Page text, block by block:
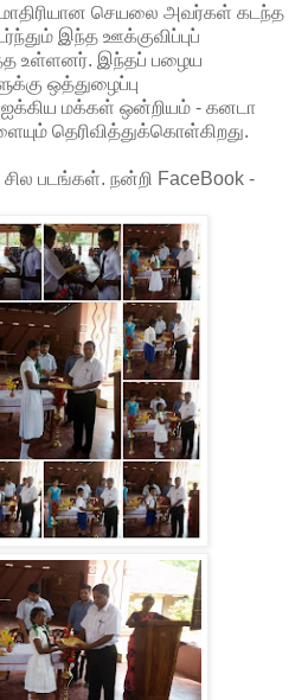
செயலை அவர்கள் கடந்த
இந்த ஊக்குவிப்புப்
உள்ளனர். இந்தப் பழைய
ஒத்துழைப்பு
மக்கள் ஒன்றியம் - கனடா
தெரிவித்துக்கொள்கிறது.
சில படங்கள். நன்றி FaceBook -